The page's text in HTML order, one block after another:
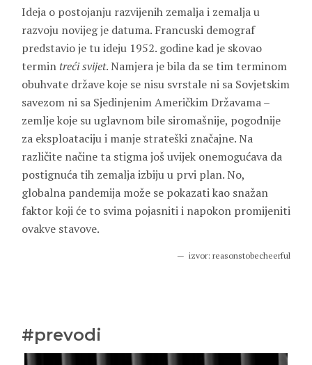
Ideja o postojanju razvijenih zemalja i zemalja u
razvoju novijeg je datuma. Francuski demograf
predstavio je tu ideju 1952. godine kad je skovao
termin treći svijet. Namjera je bila da se tim terminom
obuhvate države koje se nisu svrstale ni sa Sovjetskim
savezom ni sa Sjedinjenim Američkim Državama –
zemlje koje su uglavnom bile siromašnije, pogodnije
za eksploataciju i manje strateški značajne. Na
različite načine ta stigma još uvijek onemogućava da
postignuća tih zemalja izbiju u prvi plan. No,
globalna pandemija može se pokazati kao snažan
faktor koji će to svima pojasniti i napokon promijeniti
ovakve stavove.
izvor: reasonstobecheerful
#prevodi